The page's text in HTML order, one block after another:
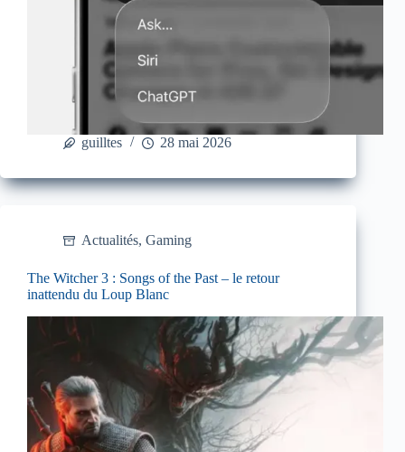
guilltes 28 mai 2026
Actualités, Gaming
The Witcher 3 : Songs of the Past – le retour
inattendu du Loup Blanc